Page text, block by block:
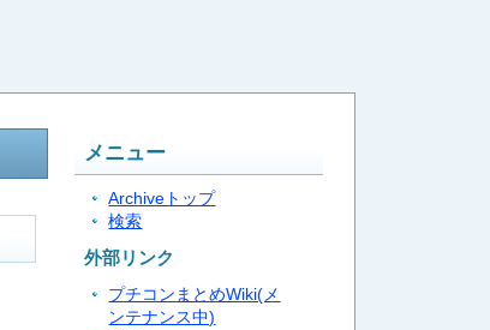
メニュー
Archiveトップ
検索
外部リンク
プチコンまとめWiki(メ
ンテナンス中)